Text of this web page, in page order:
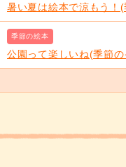
暑い夏は絵本で涼もう
季節の絵本
公園って楽しいね(季節